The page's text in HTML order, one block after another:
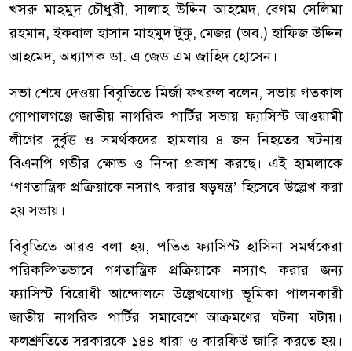
খসরু মাহমুদ চৌধুরী, সালাহ উদ্দিন আহমেদ, বেগম সেলিমা
রহমান, ইকবাল হাসান মাহমুদ টুকু, মেজর (অব.) হাফিজ উদ্দিন
আহমেদ, অধ্যাপক ডা. এ জেড এম জাহিদ হোসেন।
সভা শেষে দেওয়া বিবৃতিতে মির্জা ফখরুল বলেন, সভায় গতকাল
গোপালগঞ্জে জাতীয় নাগরিক পার্টির সভায় ফ্যাসিস্ট আওয়ামী
লীগের দুর্বৃত্ত ও সমর্থকদের হামলায় ৪ জন নিহতের ঘটনায়
বিএনপি গভীর ক্ষোভ ও নিন্দা প্রকাশ করছে। এই হামলাকে
‘গণতান্ত্রিক প্রক্রিয়াকে নস্যাৎ করার ষড়যন্ত্র’ হিসেবে উল্লেখ করা
হয় সভায়।
বিবৃতিতে আরও বলা হয়, পতিত ফ্যাসিস্ট হাসিনা সমর্থকেরা
পরিকল্পিতভাবে গণতান্ত্রিক প্রক্রিয়াকে নস্যাৎ করার জন্য
ফ্যাসিস্ট বিরোধী আন্দোলনে উল্লেখযোগ্য ভূমিকা পালনকারী
জাতীয় নাগরিক পার্টির সমাবেশে আক্রমণের ঘটনা ঘটায়।
ফলশ্রুতিতে সরকারকে ১৪৪ ধারা ও কারফিউ জারি করতে হয়।